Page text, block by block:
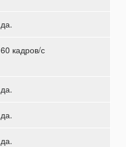
да.
60 кадров/с
да.
да.
да.